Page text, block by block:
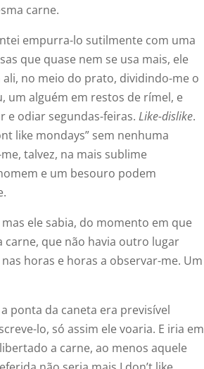
carne.
empurra-lo sutilmente com uma
que quase nem se usa mais, ele
ali, no meio do prato, dividindo-me o
um alguém em restos de rímel, e
e odiar segundas-feiras. Like-dislike.
like mondays” sem nenhuma
talvez, na mais sublime
e um besouro podem
ele sabia, do momento em que
carne, que não havia outro lugar
horas e horas a observar-me. Um
ponta da caneta era previsível
lo, só assim ele voaria. E iria em
a carne, ao menos aquele